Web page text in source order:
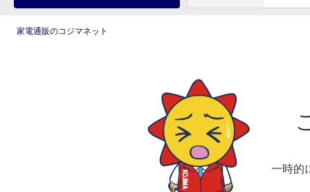
家電通販のコジマネット
一時的